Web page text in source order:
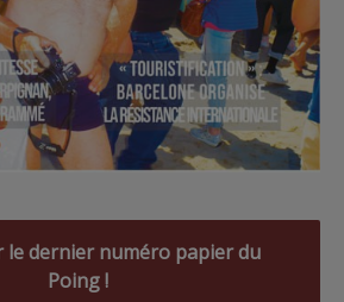
le dernier numéro papier du
Poing !